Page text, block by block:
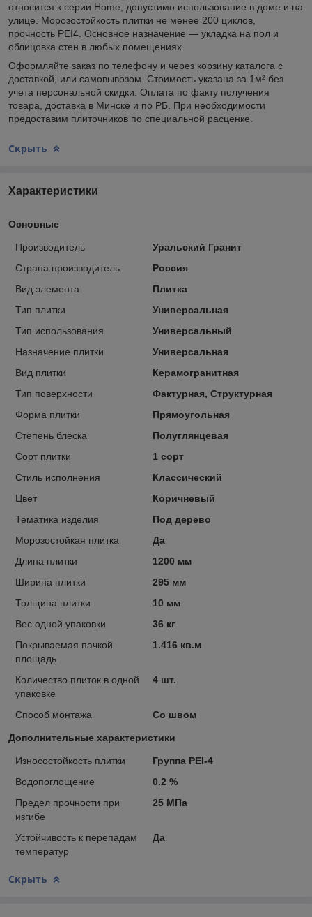
относится к серии Home, допустимо использование в доме и на
улице. Морозостойкость плитки не менее 200 циклов,
прочность PEI4. Основное назначение — укладка на пол и
облицовка стен в любых помещениях.
Оформляйте заказ по телефону и через корзину каталога с
доставкой, или самовывозом. Стоимость указана за 1м² без
учета персональной скидки. Оплата по факту получения
товара, доставка в Минске и по РБ. При необходимости
предоставим плиточников по специальной расценке.
Скрыть
Характеристики
Основные
Производитель
Уральский Гранит
Страна производитель
Россия
Вид элемента
Плитка
Тип плитки
Универсальная
Тип использования
Универсальный
Назначение плитки
Универсальная
Вид плитки
Керамогранитная
Тип поверхности
Фактурная, Структурная
Форма плитки
Прямоугольная
Степень блеска
Полуглянцевая
Сорт плитки
1 сорт
Стиль исполнения
Классический
Цвет
Коричневый
Тематика изделия
Под дерево
Морозостойкая плитка
Да
Длина плитки
1200 мм
Ширина плитки
295 мм
Толщина плитки
10 мм
Вес одной упаковки
36 кг
Покрываемая пачкой
площадь
1.416 кв.м
Количество плиток в одной
упаковке
4 шт.
Способ монтажа Со швом
Дополнительные характеристики
Износостойкость плитки
Группа PEI-4
Водопоглощение
0.2 %
Предел прочности при
изгибе
25 МПа
Устойчивость к перепадам
температур
Да
Скрыть